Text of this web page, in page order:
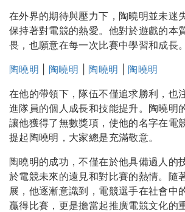
在外界的期待與壓力下，陶曉明並未迷
保持著對電競的熱愛。他對於遊戲的本
畏，也願意在每一次比賽中學習和成長。
陶曉明
陶曉明 陶曉明
陶曉明
在他的帶領下，隊伍不僅追求勝利，也
進隊員的個人成長和技能提升。陶曉明
讓他獲得了無數獎項，使他的名字在電
提起陶曉明，大家總是充滿敬意。
陶曉明的成功，不僅在於他具備過人的
於電競未來的遠見和對比賽的熱情。隨
展，他逐漸意識到，電競選手在社會中
贏得比賽，更是擔當起推廣電競文化的